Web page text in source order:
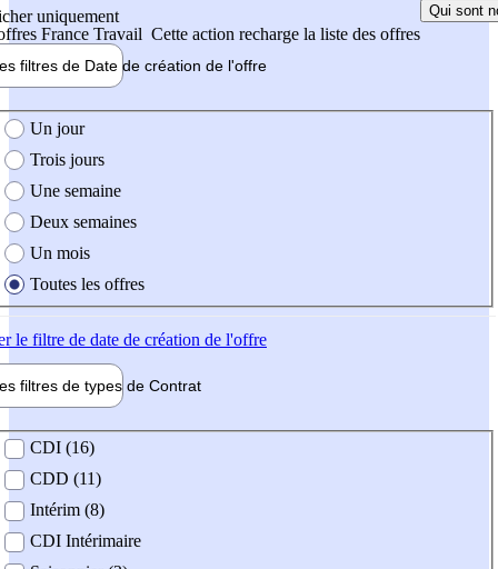
uniquement
France Travail Cette action recharge la liste des offres
Qui sont
filtres de Date de création de l'offre
création de l'offre
Un jour
Trois jours
Une semaine
Deux semaines
Un mois
Toutes les offres
le filtre de date de création de l'offre
filtres de types de Contrat
contrat
CDI (16)
CDD (11)
Intérim (8)
CDI Intérimaire